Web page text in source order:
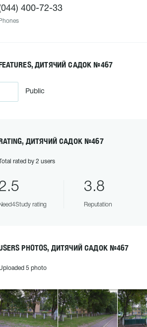
400-72-33
Phones
ДИТЯЧИЙ САДОК №467
Public
ДИТЯЧИЙ САДОК №467
Total rated by 2 users
rating
3.8
Reputation
PHOTOS, ДИТЯЧИЙ САДОК №467
5 photo